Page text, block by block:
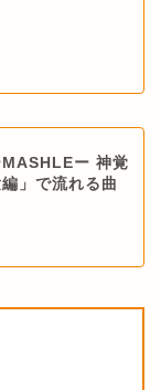
MASHLEー 神覚
」で流れる曲